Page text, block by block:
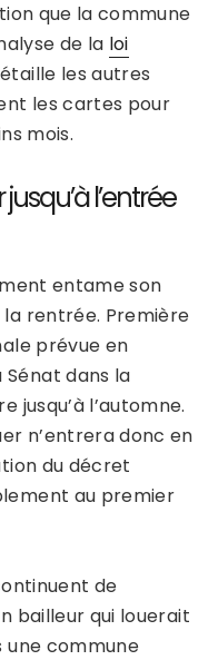
que la commune
de la loi
les autres
les cartes pour
mois.
l’entrée
entame son
rentrée. Première
prévue en
dans la
jusqu’à l’automne.
n’entrera donc en
du décret
au premier
de
bailleur qui louerait
une commune